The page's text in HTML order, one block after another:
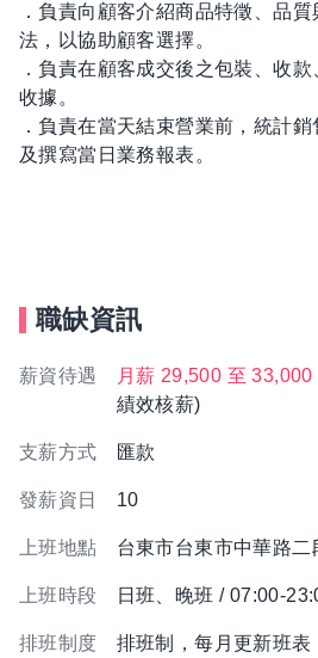
．負責向顧客介紹商品特徵、品
法，以協助顧客選擇。
．負責在顧客成交後之包裝、收
收據。
．負責在當天結束營業前，統計
及撰寫當日業務報表。
職缺資訊
薪資待遇 月薪 29,500 至 33,000
績效核薪)
支薪方式 匯款
發薪資日 10
上班地點 台東市台東市中華路二
上班時段 日班、晚班 / 07:00-
排班制度 排班制，每月更新班表